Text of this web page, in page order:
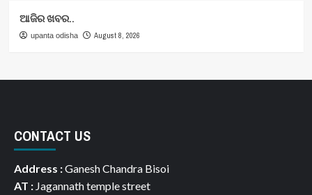
ଆଜିର ଖବର..
upanta odisha August 8, 2026
CONTACT US
Address :Ganesh Chandra Bisoi
AT : Jagannath temple street